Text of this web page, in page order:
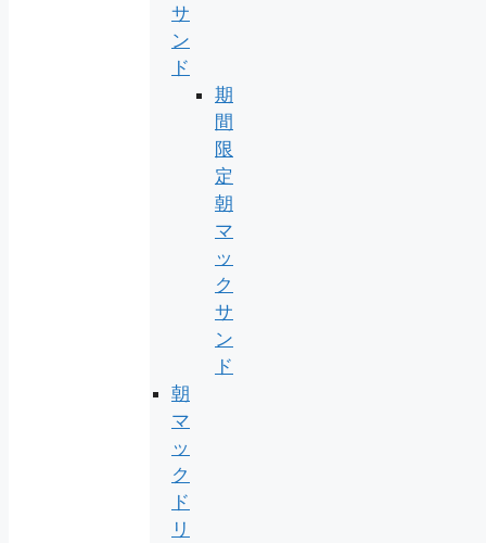
サ
ン
ド
期
間
限
定
朝
マ
ッ
ク
サ
ン
ド
朝
マ
ッ
ク
ド
リ